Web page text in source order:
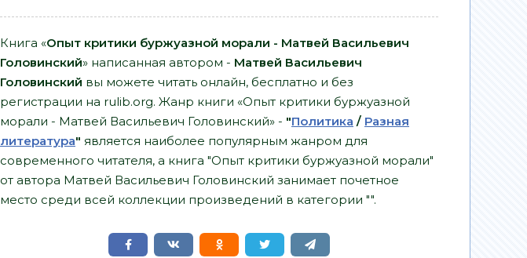
Книга «Опыт критики буржуазной морали - Матвей Васильевич
Головинский» написанная автором - Матвей Васильевич
Головинский вы можете читать онлайн, бесплатно и без
регистрации на rulib.org. Жанр книги «Опыт критики буржуазной
морали - Матвей Васильевич Головинский» - "Политика / Разная
литература" является наиболее популярным жанром для
современного читателя, а книга "Опыт критики буржуазной морали"
от автора Матвей Васильевич Головинский занимает почетное
место среди всей коллекции произведений в категории "".